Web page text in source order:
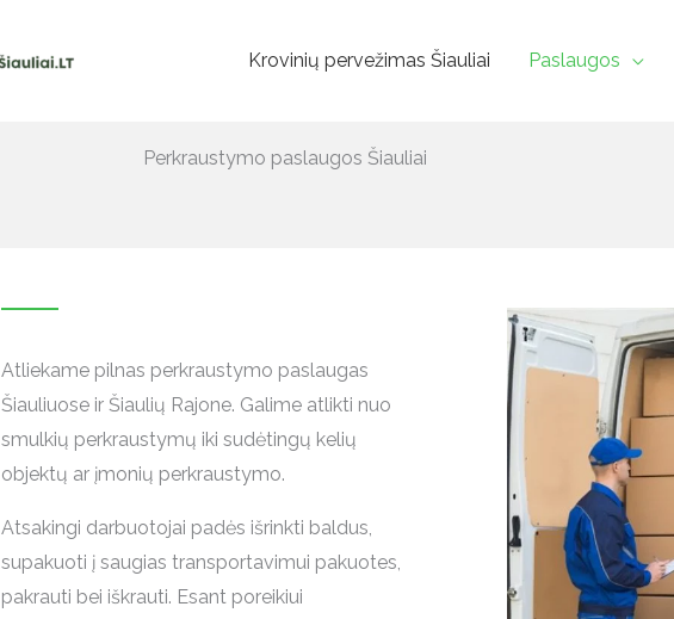
Krovinių pervežimas Šiauliai Paslaugos
Perkraustymo paslaugos Šiauliai
Atliekame pilnas perkraustymo paslaugas
Šiauliuose ir Šiaulių Rajone. Galime atlikti nuo
smulkių perkraustymų iki sudėtingų kelių
objektų ar įmonių perkraustymo.
Atsakingi darbuotojai padės išrinkti baldus,
supakuoti į saugias transportavimui pakuotes,
pakrauti bei iškrauti. Esant poreikiui